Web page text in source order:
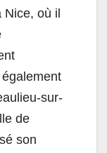
Nice, où il
sur-
de
son